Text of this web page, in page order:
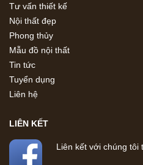
Tư vấn thiết kế
Nội thất đẹp
Phong thủy
Mẫu đồ nội thất
Tin tức
Tuyển dụng
Liên hệ
LIÊN KẾT
Liên kết với chúng tôi